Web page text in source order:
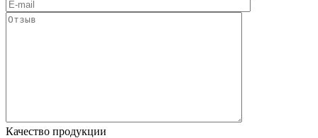
Качество продукции